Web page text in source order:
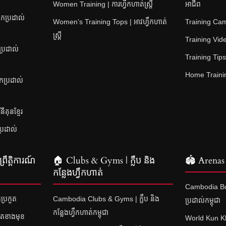
ប្រដាល់
រដាល់
ប្រដាល់
នខ្មែរ
រដាល់
Women Training | ការហ្វឹកហាត់ស្ត្រី
Women’s Training Tops | អាវហ្វឹកហាត់
ស្ត្រី
អាជីព
Training
Training
Training
Home
ត្តិការណ៍
រកួត
ខាងមុខ
🏠 Clubs & Gyms | ក្លឹប និង
កន្លែងហ្វឹកហាត់
Cambodia Clubs & Gyms | ក្លឹប និង
កន្លែងហ្វឹកហាត់កម្ពុជា
🏟 Arenas
Cambodia
ប្រដាល់កម្ពុជា
World Kun